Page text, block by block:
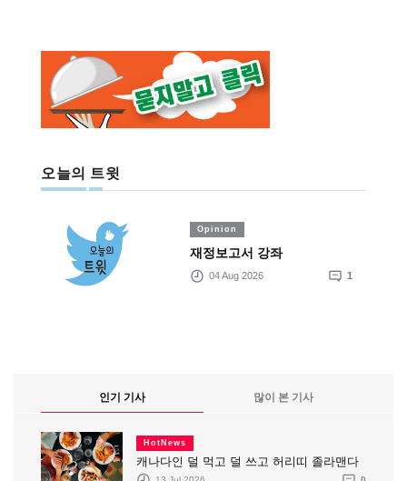
오늘의 트윗
Opinion
재정보고서 강좌
04 Aug 2026 1
인기 기사 많이 본 기사
HotNews
캐나다인 덜 먹고 덜 쓰고 허리띠 졸라맨다